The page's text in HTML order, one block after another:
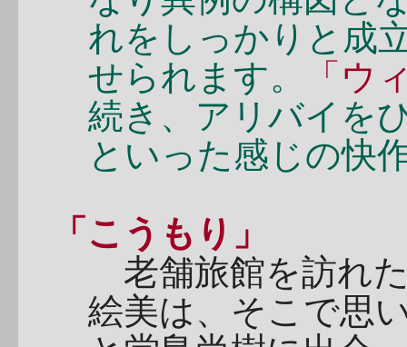
れをしっかりと成
せられます。
「ウ
続き、アリバイを
といった感じの快
「こうもり」
老舗旅館を訪れ
絵美は、そこで思